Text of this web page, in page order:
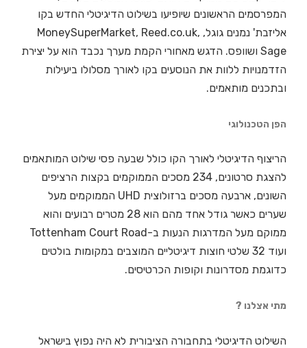
המפרסמים הראשונים שיופיעו בשילוט הדיגיטלי החדש בקו
אליזבת' נמנים גוגל, MoneySuperMarket, Reed.co.uk,
Sage ושוופס. הדגש מאחורי הקמת מערך נכבד הוא על יצירת
הזדמנויות ללוות את הנוסעים בקו לאורך מסלולו ביעילות
ובתכנים מותאמים.
הפן הטכנולוגי
הריצוף הדיגיטלי לאורך הקו כולל שבעה פסי שילוט המותאמים
להצגת סרטונים, 234 מסכים הממוקמים בקצות הרציפים
השונים, ארבעה מסכים ברזולוצית UHD הממוקמים מעל
שערים כאשר גודל אחד מהם הוא 28 מטרים רבועים והוא
ממוקם מעל המדרגות הנעות ב-Tottenham Court Road
ועוד 32 שלטי חוצות דיגיטליים המוצבים במקומות בולטים
כדוגמת מסדרונות וקופות הכרטיסים.
מתי אצלנו ?
השילוט הדיגיטלי בתחבורה הציבורית לא היה נפוץ בישראל